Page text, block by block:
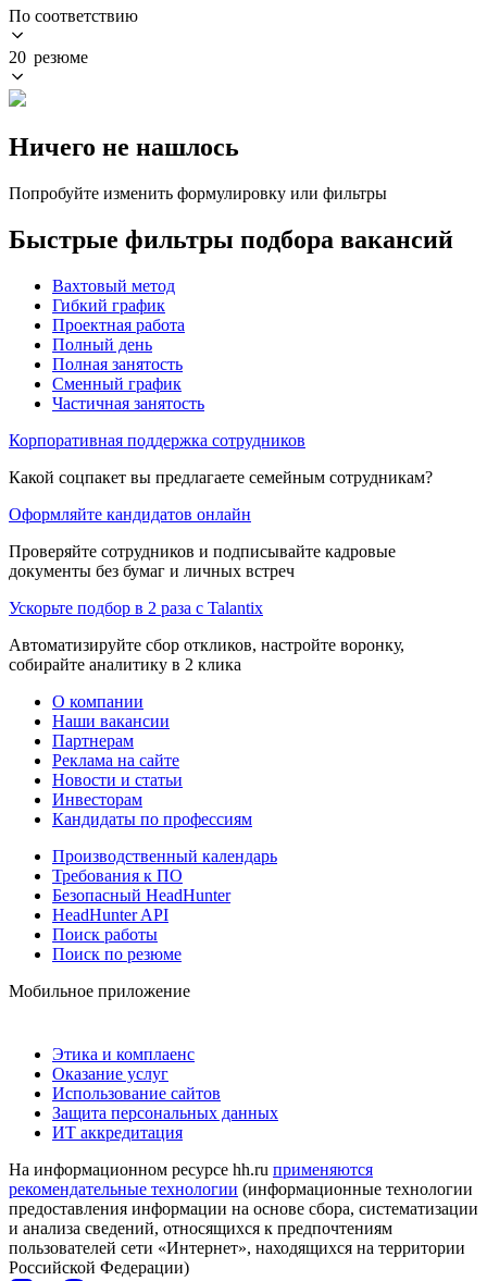
По соответствию
20 резюме
Ничего не нашлось
Попробуйте изменить формулировку или фильтры
Быстрые фильтры подбора вакансий
Вахтовый метод
Гибкий график
Проектная работа
Полный день
Полная занятость
Сменный график
Частичная занятость
Корпоративная поддержка сотрудников
Какой соцпакет вы предлагаете семейным сотрудникам?
Оформляйте кандидатов онлайн
Проверяйте сотрудников и подписывайте кадровые
документы без бумаг и личных встреч
Ускорьте подбор в 2 раза с Talantix
Автоматизируйте сбор откликов, настройте воронку,
собирайте аналитику в 2 клика
О компании
Наши вакансии
Партнерам
Реклама на сайте
Новости и статьи
Инвесторам
Кандидаты по профессиям
Производственный календарь
Требования к ПО
Безопасный HeadHunter
HeadHunter API
Поиск работы
Поиск по резюме
Мобильное приложение
Этика и комплаенс
Оказание услуг
Использование сайтов
Защита персональных данных
ИТ аккредитация
На информационном ресурсе hh.ru применяются
рекомендательные технологии (информационные технологии
предоставления информации на основе сбора, систематизации
и анализа сведений, относящихся к предпочтениям
пользователей сети «Интернет», находящихся на территории
Российской Федерации)